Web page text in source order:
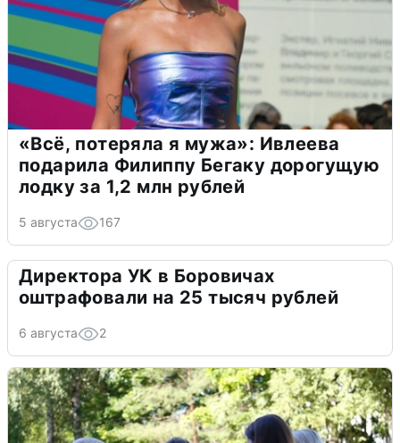
«Всё, потеряла я мужа»: Ивлеева
подарила Филиппу Бегаку дорогущую
лодку за 1,2 млн рублей
5 августа 167
Директора УК в Боровичах
оштрафовали на 25 тысяч рублей
6 августа 2